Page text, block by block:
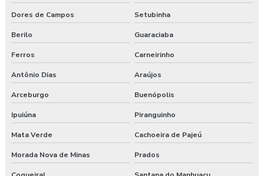
Dores de Campos Setubinha
Berilo Guaraciaba
Ferros Carneirinho
Antônio Dias Araújos
Arceburgo Buenópolis
Ipuiúna Piranguinho
Mata Verde Cachoeira de Pajeú
Morada Nova de Minas Prados